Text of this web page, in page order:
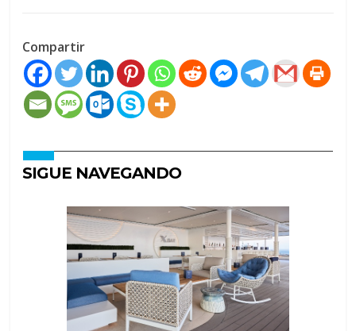
Compartir
SIGUE NAVEGANDO